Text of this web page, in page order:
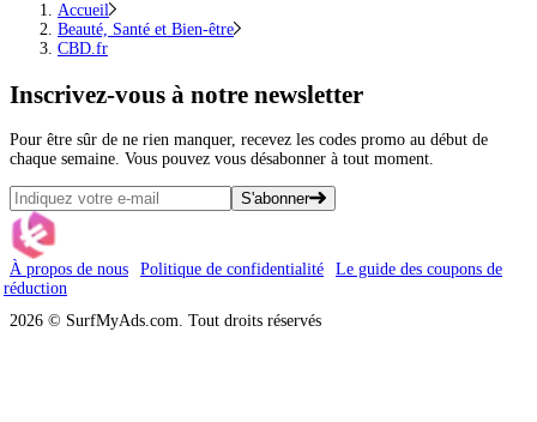
Accueil
Beauté, Santé et Bien-être
CBD.fr
Inscrivez-vous à notre newsletter
Pour être sûr de ne rien manquer, recevez les codes promo au début de
chaque semaine. Vous pouvez vous désabonner à tout moment.
S'abonner
À propos de nous Politique de confidentialité
Le guide des coupons de
réduction
2026 © SurfMyAds.com. Tout droits réservés